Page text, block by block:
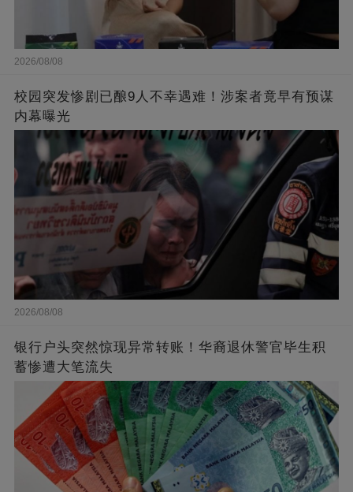
2026/08/08
校园突发惨剧已酿9人不幸遇难！涉案者竟早有预谋
内幕曝光
2026/08/08
银行户头突然惊现异常转账！华裔退休警官毕生积
蓄惨遭大笔流失